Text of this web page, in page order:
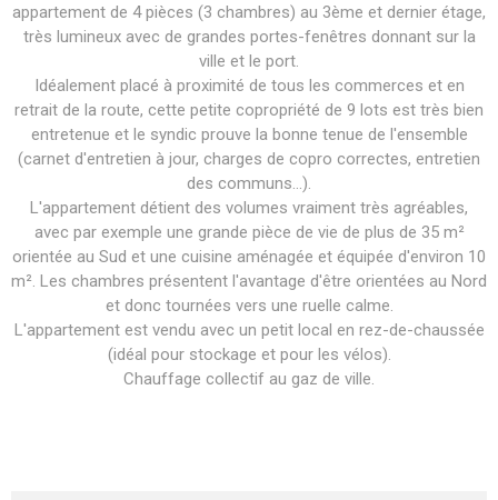
appartement de 4 pièces (3 chambres) au 3ème et dernier étage,
très lumineux avec de grandes portes-fenêtres donnant sur la
ville et le port.
Idéalement placé à proximité de tous les commerces et en
retrait de la route, cette petite copropriété de 9 lots est très bien
entretenue et le syndic prouve la bonne tenue de l'ensemble
(carnet d'entretien à jour, charges de copro correctes, entretien
des communs...).
L'appartement détient des volumes vraiment très agréables,
avec par exemple une grande pièce de vie de plus de 35 m²
orientée au Sud et une cuisine aménagée et équipée d'environ 10
m². Les chambres présentent l'avantage d'être orientées au Nord
et donc tournées vers une ruelle calme.
L'appartement est vendu avec un petit local en rez-de-chaussée
(idéal pour stockage et pour les vélos).
Chauffage collectif au gaz de ville.